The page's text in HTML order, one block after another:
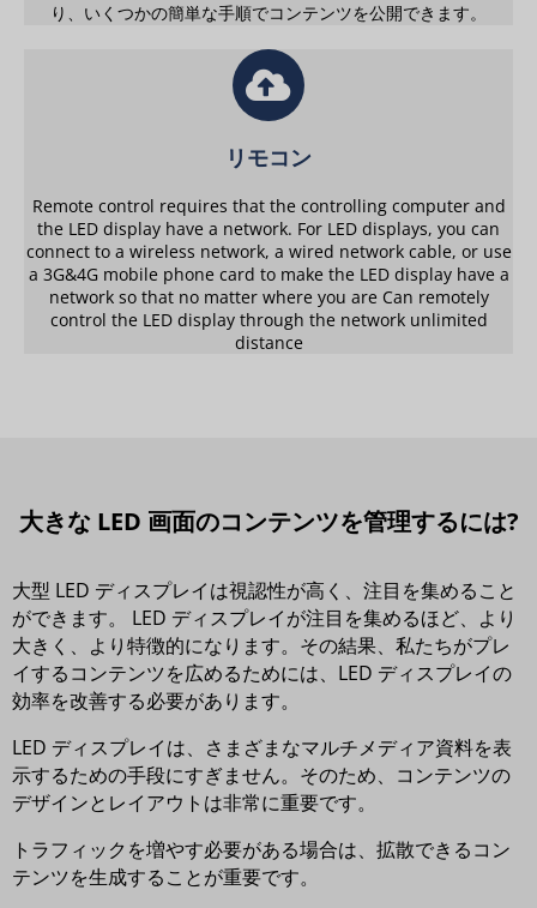
り、いくつかの簡単な手順でコンテンツを公開できます。
リモコン
Remote control requires that the controlling computer and
the LED display have a network. For LED displays, you can
connect to a wireless network, a wired network cable, or use
a 3G&4G mobile phone card to make the LED display have a
network so that no matter where you are Can remotely
control the LED display through the network unlimited
distance
大きな LED 画面のコンテンツを管理するには?
大型 LED ディスプレイは視認性が高く、注目を集めること
ができます。 LED ディスプレイが注目を集めるほど、より
大きく、より特徴的になります。その結果、私たちがプレ
イするコンテンツを広めるためには、LED ディスプレイの
効率を改善する必要があります。
LED ディスプレイは、さまざまなマルチメディア資料を表
示するための手段にすぎません。そのため、コンテンツの
デザインとレイアウトは非常に重要です。
トラフィックを増やす必要がある場合は、拡散できるコン
テンツを生成することが重要です。